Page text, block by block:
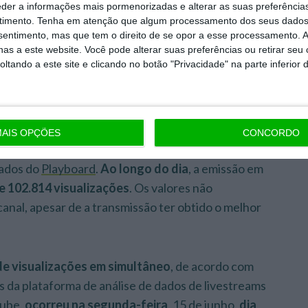
a informações mais pormenorizadas e alterar as suas
Tenha em atenção que algum processamento dos seus
mas que tem o direito de se opor a esse processamento.
a este website. Você pode alterar suas preferências ou retirar seu
a este site e clicando no botão "Privacidade" na parte inferior
OPÇÕES CONCORDO
obteve mais de 1,5 milhões de visualizações
a obter um pico de 302.347 visualizações em
do Playboard.Ao longo do dia, a emissão em
102.814 visualizações. Os valores não
apesar de a transmissão ter obtido o melhor
visualizações em simultâneo, de acordo com
da plataforma de análise de dados de livestreams
ocorreu na segunda-feira, 15 de junho, dia